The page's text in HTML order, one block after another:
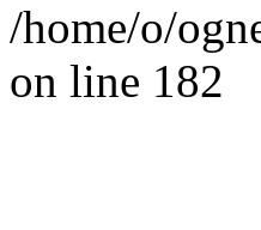
/home/o/
on line 182